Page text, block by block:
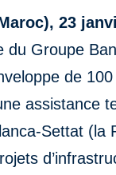
23
du Groupe
de
assistance
Settat (la